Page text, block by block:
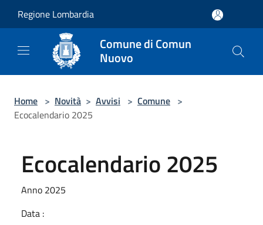
Regione Lombardia
Comune di Comun
Nuovo
Home > Novità > Avvisi > Comune >
Ecocalendario 2025
Ecocalendario 2025
Anno 2025
Data :